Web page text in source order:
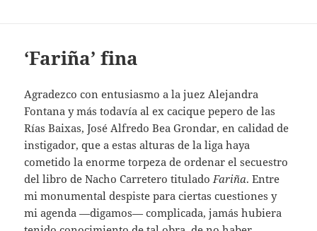
‘Fariña’ fina
Agradezco con entusiasmo a la juez Alejandra
Fontana y más todavía al ex cacique pepero de las
Rías Baixas, José Alfredo Bea Grondar, en calidad de
instigador, que a estas alturas de la liga haya
cometido la enorme torpeza de ordenar el secuestro
del libro de Nacho Carretero tituladoFariña. Entre
mi monumental despiste para ciertas cuestiones y
mi agenda —digamos— complicada, jamás hubiera